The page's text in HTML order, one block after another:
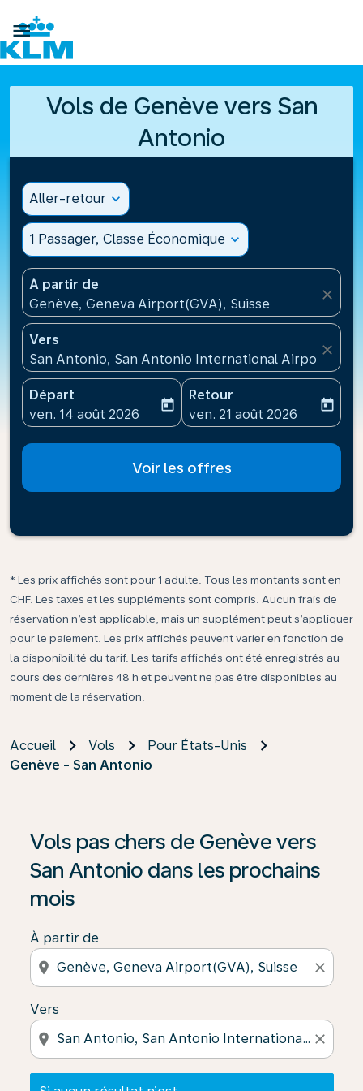

Vols de Genève vers San
Antonio
Aller-retour expand_more
1 Passager, Classe Économique expand_more
À partir de
Genève, Geneva Airport(GVA), Suisse
close
Vers
San Antonio, San Antonio International
close
Départ
fc-booking-departure-date-aria-label
ven. 14 août 2026
today
Retour
fc-booking-return-date-
ven. 21 août 2026
today
Voir les offres
* Les prix affichés sont pour 1 adulte. Tous les montants sont en
CHF. Les taxes et les suppléments sont compris. Aucun frais de
réservation n’est applicable, mais un supplément peut s’appliquer
pour le paiement. Les prix affichés peuvent varier en fonction de
la disponibilité du tarif. Les tarifs affichés ont été enregistrés au
cours des dernières 48 h et peuvent ne pas être disponibles au
moment de la réservation.
Accueil Vols
Pour États-Unis
Genève - San Antonio
Vols pas chers de Genève vers
San Antonio dans les prochains
mois
À partir de
location_on close
Vers
location_on close
Si aucun résultat n’est disponible, cliquez sur «